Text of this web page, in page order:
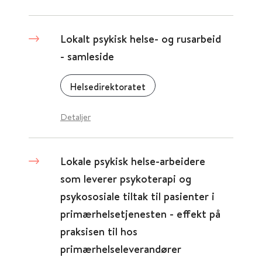
Lokalt psykisk helse- og rusarbeid
- samleside
Helsedirektoratet
Detaljer
Lokale psykisk helse-arbeidere
som leverer psykoterapi og
psykososiale tiltak til pasienter i
primærhelsetjenesten - effekt på
praksisen til hos
primærhelseleverandører